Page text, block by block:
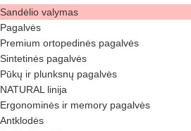
Sandėlio valymas
Pagalvės
Premium ortopedinės pagalvės
Sintetinės pagalvės
Pūkų ir plunksnų pagalvės
NATURAL linija
Ergonominės ir memory pagalvės
Antklodės